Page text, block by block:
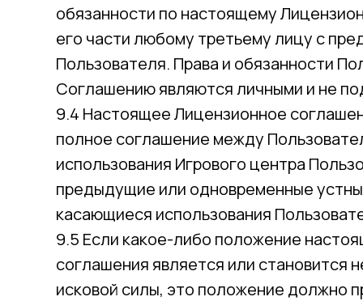
обязанности по настоящему
его части любому третьему лицу с
Пользователя. Права и обязанности
Соглашению являются личными и не
9.4 Настоящее Лицензионное
полное соглашение между
использования Игрового центра
предыдущие или одновременные
касающиеся использования
9.5 Если какое-либо положение
соглашения является или становится
исковой силы, это положение должно